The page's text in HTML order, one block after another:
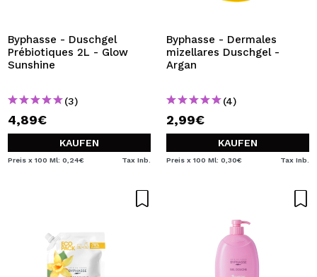
Byphasse - Duschgel
Prébiotiques 2L - Glow
Sunshine
(3)
4,89€
KAUFEN
Preis x 100 Ml: 0,24€ Tax Inb.
Byphasse - Dermales
mizellares Duschgel -
Argan
(4)
2,99€
KAUFEN
Preis x 100 Ml: 0,30€ Tax Inb.